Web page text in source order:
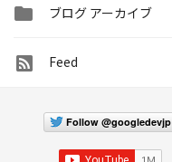
 ブログ アーカイブ
Feed
Follow @googledevjp